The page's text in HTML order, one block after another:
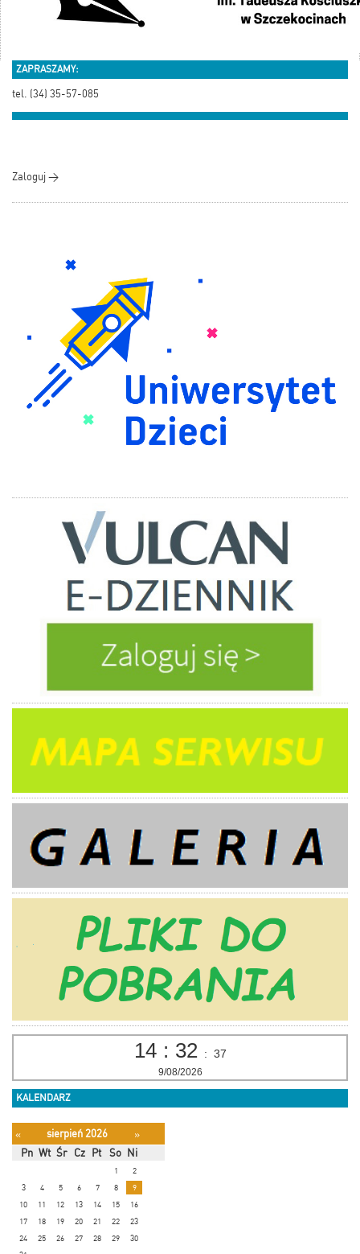
ZAPRASZAMY:
tel. (34) 35-57-085
Zaloguj >
14 : 32 : 37
9/08/2026
KALENDARZ
« sierpień 2026
»
Pn Wt Śr Cz Pt So Ni
1
2
3
4 5 6 7 8
9
10
11 12 13 14 15
16
17
18 19 20 21 22
23
24
25 26 27 28 29
30